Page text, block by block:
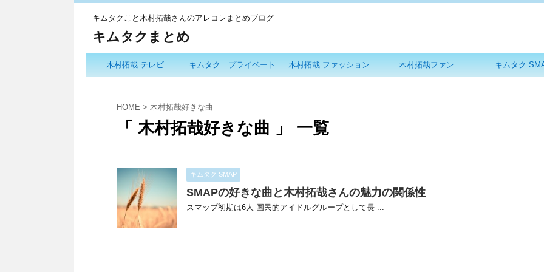
キムタクこと木村拓哉さんのアレコレまとめブログ
キムタクまとめ
木村拓哉 テレビ キムタク プライベート 木村拓哉 ファッション 木村拓哉ファン キムタク
HOME > 木村拓哉好きな曲
「 木村拓哉好きな曲 」 一覧
キムタク SMAP
SMAPの好きな曲と木村拓哉さんの魅力の関係性
スマップ初期は6人 国民的アイドルグループとして長 ...